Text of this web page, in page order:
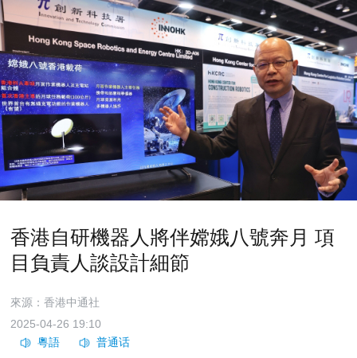
香港自研機器人將伴嫦娥八號奔月 項
目負責人談設計細節
來源：香港中通社
2025-04-26 19:10